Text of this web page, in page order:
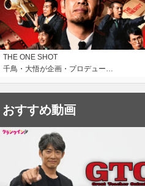
THE ONE SHOT
千鳥・大悟が企画・プロデュー…
おすすめ動画